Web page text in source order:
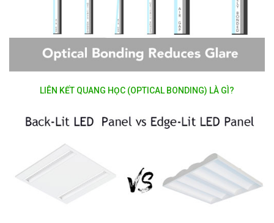
LIÊN KẾT QUANG HỌC (OPTICAL BONDING) LÀ GÌ?